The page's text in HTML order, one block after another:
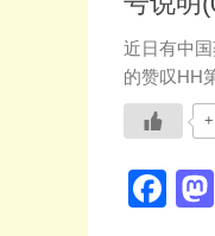
近日有中
的赞叹HH